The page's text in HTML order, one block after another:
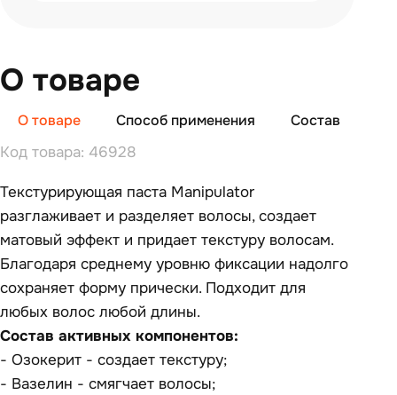
О товаре
О товаре Способ применения Состав
Код товара: 46928
Текстурирующая паста Manipulator
разглаживает и разделяет волосы, создает
матовый эффект и придает текстуру волосам.
Благодаря среднему уровню фиксации надолго
сохраняет форму прически. Подходит для
любых волос любой длины.
Состав активных компонентов:
- Озокерит - создает текстуру;
- Вазелин - смягчает волосы;